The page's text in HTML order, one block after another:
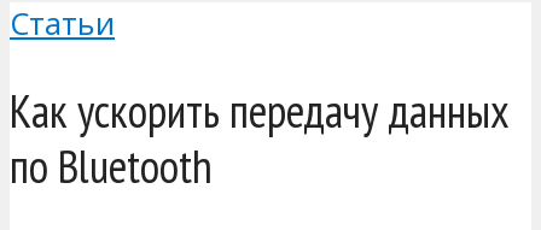
Статьи
Как ускорить передачу данных
по Bluetooth